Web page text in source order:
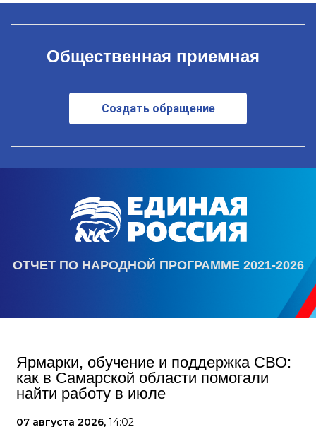
Общественная приемная
Создать обращение
ОТЧЕТ ПО НАРОДНОЙ ПРОГРАММЕ 2021-2026
Ярмарки, обучение и поддержка СВО:
как в Самарской области помогали
найти работу в июле
07 августа 2026, 14:02